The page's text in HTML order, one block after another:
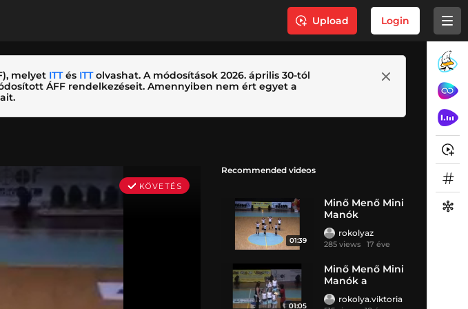
Upload Login
melyet ITTés ITTolvashat. A módosítások 2026. április 30-tól
ÁFF rendelkezéseit. Amennyiben nem ért egyet a
Recommended videos
01:39
Minő Menő Mini
Manók
rokolyaz
285 views 17 éve
01:05
Minő Menő Mini
Manók a
dobogó
rokolya.viktoria